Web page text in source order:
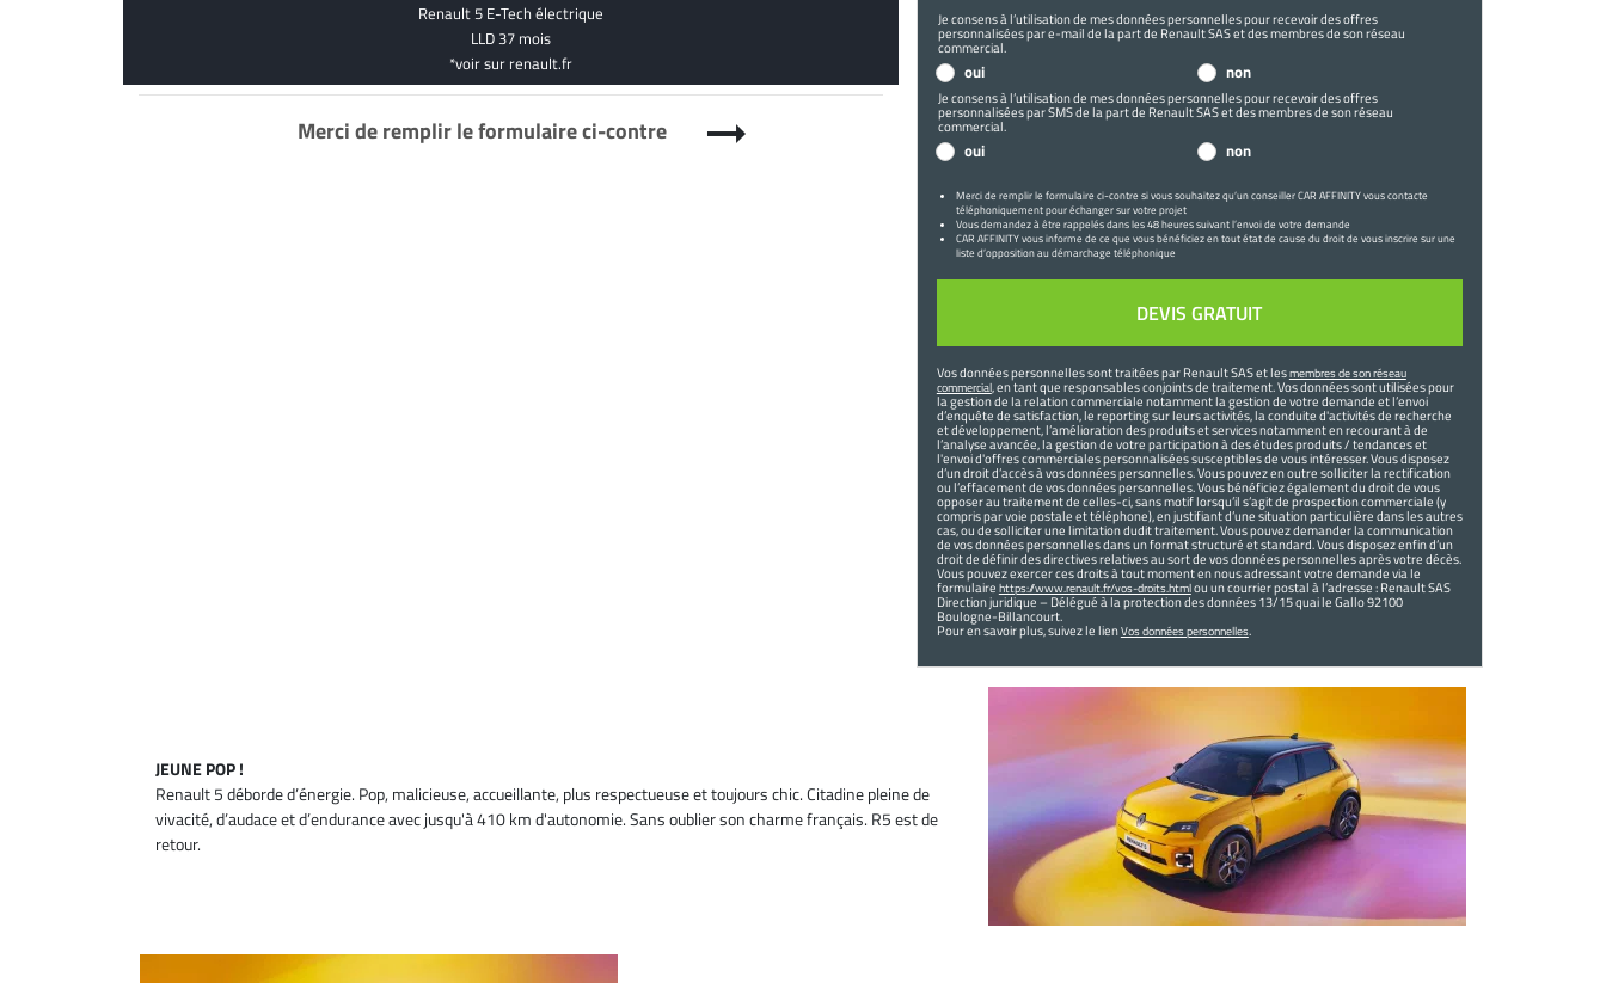
Renault 5 E-Tech électrique
LLD 37 mois
*voir sur renault.fr
Merci de remplir le formulaire ci-contre arrow_right_alt
Je consens à l’utilisation de mes données personnelles pour recevoir des offres
personnalisées par e-mail de la part de Renault SAS et des membres de son réseau
commercial.
oui non
Je consens à l’utilisation de mes données personnelles pour recevoir des offres
personnalisées par SMS de la part de Renault SAS et des membres de son réseau
commercial.
oui non
Merci de remplir le formulaire ci-contre si vous souhaitez qu’un conseiller CAR AFFINITY vous contacte
téléphoniquement pour échanger sur votre projet
Vous demandez à être rappelés dans les 48 heures suivant l’envoi de votre demande
CAR AFFINITY vous informe de ce que vous bénéficiez en tout état de cause du droit de vous inscrire sur une
liste d’opposition au démarchage téléphonique
Vos données personnelles sont traitées par Renault SAS et lesmembres de son réseau
commercial, en tant que responsables conjoints de traitement. Vos données sont utilisées pour
la gestion de la relation commerciale notamment la gestion de votre demande et l’envoi
d’enquête de satisfaction, le reporting sur leurs activités, la conduite d'activités de recherche
et développement, l’amélioration des produits et services notamment en recourant à de
l’analyse avancée, la gestion de votre participation à des études produits / tendances et
l'envoi d'offres commerciales personnalisées susceptibles de vous intéresser. Vous disposez
d’un droit d’accès à vos données personnelles. Vous pouvez en outre solliciter la rectification
ou l’effacement de vos données personnelles. Vous bénéficiez également du droit de vous
opposer au traitement de celles-ci, sans motif lorsqu’il s’agit de prospection commerciale (y
compris par voie postale et téléphone), en justifiant d’une situation particulière dans les autres
cas, ou de solliciter une limitation dudit traitement. Vous pouvez demander la communication
de vos données personnelles dans un format structuré et standard. Vous disposez enfin d’un
droit de définir des directives relatives au sort de vos données personnelles après votre décès.
Vous pouvez exercer ces droits à tout moment en nous adressant votre demande via le
formulaire https://www.renault.fr/vos-droits.htmlou un courrier postal à l’adresse : Renault SAS
Direction juridique – Délégué à la protection des données 13/15 quai le Gallo 92100
Boulogne-Billancourt.
Pour en savoir plus, suivez le lienVos données personnelles.
JEUNE POP !
Renault 5 déborde d’énergie. Pop, malicieuse, accueillante, plus respectueuse et toujours chic. Citadine pleine de
vivacité, d’audace et d’endurance avec jusqu'à 410 km d'autonomie. Sans oublier son charme français. R5 est de
retour.